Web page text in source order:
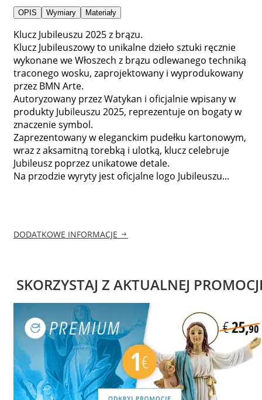
OPIS Wymiary Materiały
Klucz Jubileuszu 2025 z brązu.
Klucz Jubileuszowy to unikalne dzieło sztuki ręcznie
wykonane we Włoszech z brązu odlewanego techniką
traconego wosku, zaprojektowany i wyprodukowany
przez BMN Arte.
Autoryzowany przez Watykan i oficjalnie wpisany w
produkty Jubileuszu 2025, reprezentuje on bogaty w
znaczenie symbol.
Zaprezentowany w eleganckim pudełku kartonowym,
wraz z aksamitną torebką i ulotką, klucz celebruje
Jubileusz poprzez unikatowe detale.
Na przodzie wyryty jest oficjalne logo Jubileuszu...
DODATKOWE INFORMACJE
SKORZYSTAJ Z AKTUALNEJ